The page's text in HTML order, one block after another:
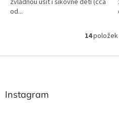
zvládnou ušít i šikovné děti (cca
od...
O
l
14položek
Instagram